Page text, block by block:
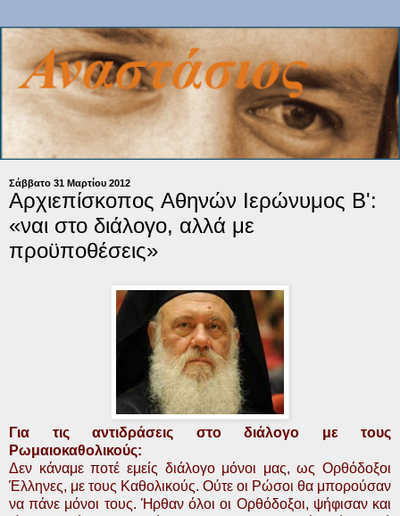
Σάββατο 31 Μαρτίου 2012
Αρχιεπίσκοπος Aθηνών Ιερώνυμος Β':
«ναι στο διάλογο, αλλά με
προϋποθέσεις»
Για τις αντιδράσεις στο διάλογο με τους
Ρωμαιοκαθολικούς:
Δεν κάναμε ποτέ εμείς διάλογο μόνοι μας, ως Ορθόδοξοι
Έλληνες, με τους Καθολικούς. Ούτε οι Ρώσοι θα μπορούσαν
να πάνε μόνοι τους. Ήρθαν όλοι οι Ορθόδοξοι, ψήφισαν και